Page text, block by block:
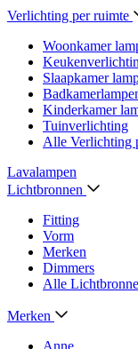
Verlichting per ruimte
Woonkamer
Slaapkamer
Kinderkamer
Tuinverlichting
Alle Verlichting
Lavalampen
Lichtbronnen
Fitting
Vorm
Merken
Dimmers
Alle
Merken
Anne